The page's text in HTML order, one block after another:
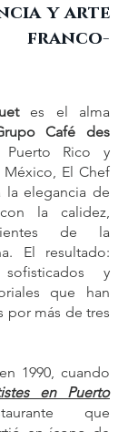
y arte
es el alma
Café des
Rico y
El Chef
la elegancia de
la calidez,
de la
El resultado:
y
que han
por más de tres
1990, cuando
en Puerto
que